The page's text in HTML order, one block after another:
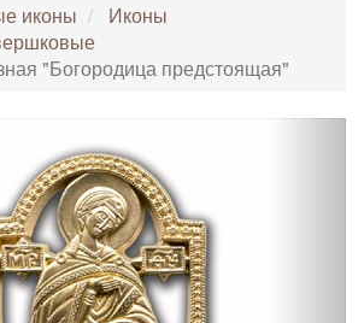
иконы
Иконы
"Богородица предстоящая"